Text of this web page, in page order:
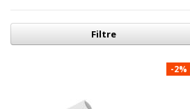
Filtre
-2%